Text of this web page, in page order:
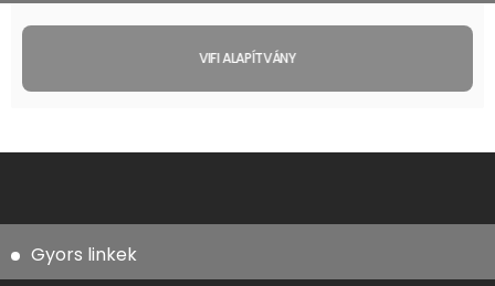
VIFI ALAPÍTVÁNY
Gyors linkek